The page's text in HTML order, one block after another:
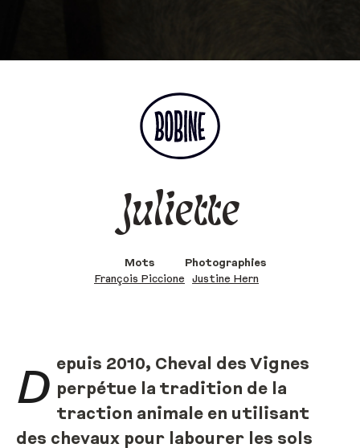
Juliette
Mots
François Piccione
Photographies
Justine Hern
D epuis 2010, Cheval des Vignes
perpétue la tradition de la
traction animale en utilisant
des chevaux pour labourer les sols